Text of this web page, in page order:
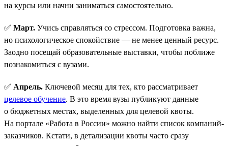
на курсы или начни заниматься самостоятельно.
✅ Март. Учись справляться со стрессом. Подготовка важна,
но психологическое спокойствие — не менее ценный ресурс.
Заодно посещай образовательные выставки, чтобы поближе
познакомиться с вузами.
✅ Апрель. Ключевой месяц для тех, кто рассматривает
целевое обучение. В это время вузы публикуют данные
о бюджетных местах, выделенных для целевой квоты.
На портале «Работа в России» можно найти список компаний-
заказчиков. Кстати, в детализации квоты часто сразу